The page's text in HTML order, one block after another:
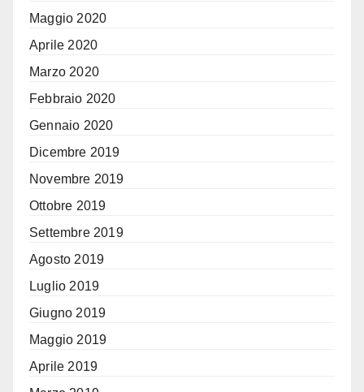
Maggio 2020
Aprile 2020
Marzo 2020
Febbraio 2020
Gennaio 2020
Dicembre 2019
Novembre 2019
Ottobre 2019
Settembre 2019
Agosto 2019
Luglio 2019
Giugno 2019
Maggio 2019
Aprile 2019